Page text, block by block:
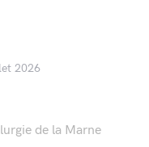
2026
de la Marne